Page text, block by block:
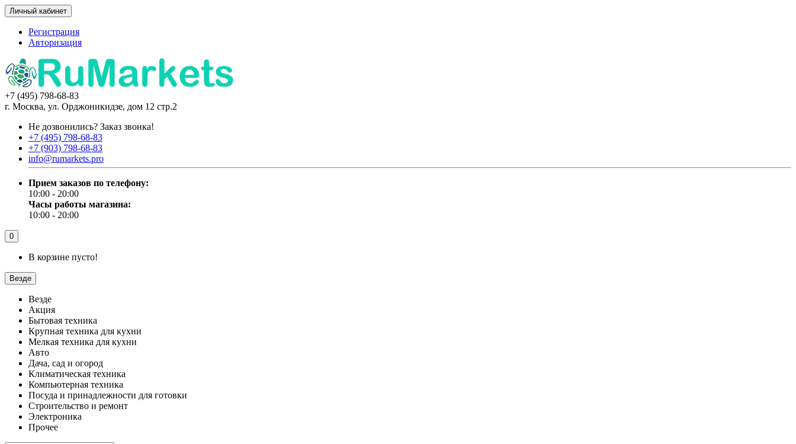
Личный кабинет
Регистрация
Авторизация
+7 (495) 798-68-83
г. Москва, ул. Орджоникидзе, дом 12 стр.2
Не дозвонились? Заказ звонка!
+7 (495) 798-68-83
+7 (903) 798-68-83
info@rumarkets.pro
Прием заказов по телефону:
10:00 - 20:00
Часы работы магазина:
10:00 - 20:00
0
В корзине пусто!
Везде
Везде
Акция
Бытовая техника
Крупная техника для кухни
Мелкая техника для кухни
Авто
Дача, сад и огород
Климатическая техника
Компьютерная техника
Посуда и принадлежности для готовки
Строительство и ремонт
Электроника
Прочее